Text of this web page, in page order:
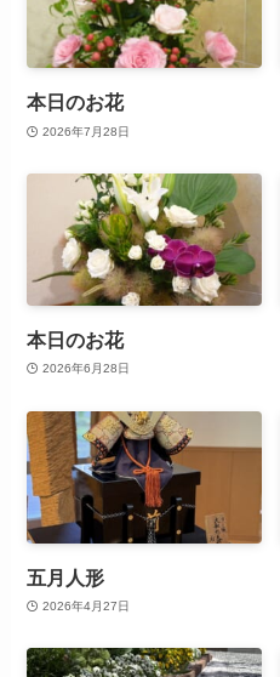
本日のお花
2026年7月28日
本日のお花
2026年6月28日
五月人形
2026年4月27日